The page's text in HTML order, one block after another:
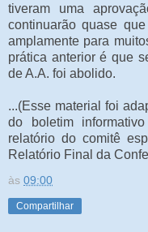
tiveram uma
continuarão quase
amplamente para
prática anterior é que
de A.A. foi abolido.
...(Esse material foi
do boletim
relatório do comitê
Relatório Final da
às 09:00
Compartilhar